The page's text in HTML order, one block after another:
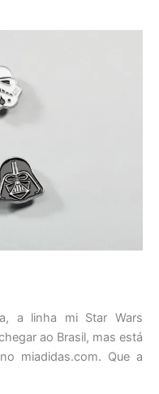
a linha mi Star Wars
ao Brasil, mas está
miadidas.com. Que a